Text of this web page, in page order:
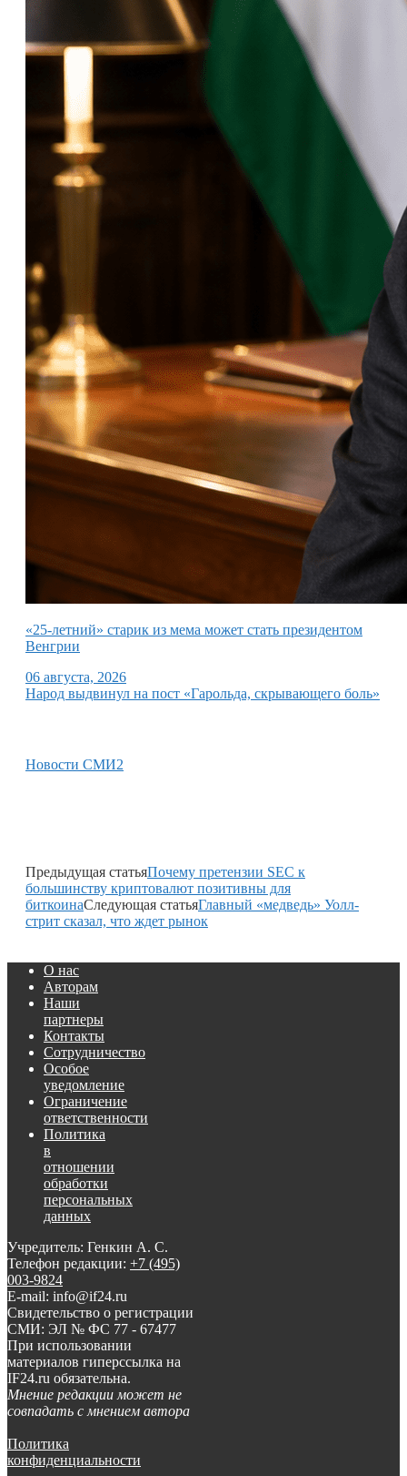
«25-летний» старик из мема может стать президентом
Венгрии
06 августа, 2026
Народ выдвинул на пост «Гарольда, скрывающего боль»
Новости СМИ2
Предыдущая статьяПочему претензии SEC к
большинству криптовалют позитивны для
биткоинаСледующая статьяГлавный «медведь» Уолл-
стрит сказал, что ждет рынок
О нас
Авторам
Наши
партнеры
Контакты
Сотрудничество
Особое
уведомление
Ограничение
ответственности
Политика
в
отношении
обработки
персональных
данных
Учредитель: Генкин А. С.
Телефон редакции: +7 (495)
003-9824
E-mail: info@if24.ru
Свидетельство о регистрации
СМИ: ЭЛ № ФС 77 - 67477
При использовании
материалов гиперссылка на
IF24.ru обязательна.
Мнение редакции может не
совпадать с мнением автора
Политика
конфиденциальности